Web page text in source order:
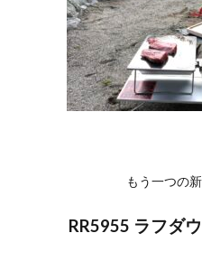
もう一つの
RR5955 ラフダ